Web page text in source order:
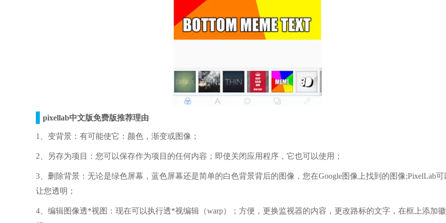
pixellab中文版免费版推荐理由
1、变背景：有可能使它：颜色，渐变或图像；
2、另存为项目：您可以保存作为项目的任何内容；即使关闭应用程序，它也可以使用；
3、删除背景：无论是绿色屏幕，蓝色屏幕还是简单的白色背景背后的图像，您在Google图像上找到的图像;PixelLab可
让您透明；
4、编辑图像透*视图：现在可以执行透*视编辑（warp）；方便，更换监视器的内容，更改路标的文字，在框上添加徽